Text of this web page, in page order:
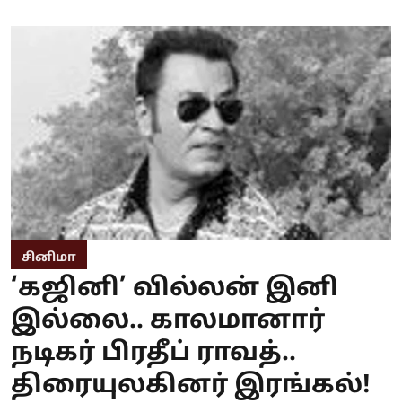
சினிமா
‘கஜினி’ வில்லன் இனி
இல்லை.. காலமானார்
நடிகர் பிரதீப் ராவத்..
திரையுலகினர் இரங்கல்!